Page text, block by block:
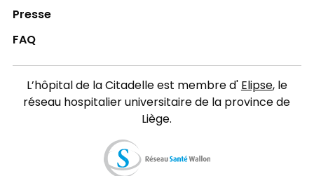
Presse
FAQ
L’hôpital de la Citadelle est membre d'Elipse, le
réseau hospitalier universitaire de la province de
Liège.